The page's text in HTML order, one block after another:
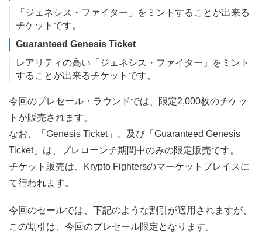
「ジェネシス・ファイター」をミントすることが出来る
チケットです。
Guaranteed Genesis Ticket
レアリティの高い「ジェネシス・ファイター」をミント
することが出来るチケットです。
今回のプレセール・ラウンドでは、限定2,000枚のチケッ
トが販売されます。
なお、「Genesis Ticket」、及び「Guaranteed Genesis
Ticket」は、プレローンチ期間中のみの限定販売です。
チケット販売は、Krypto Fightersのマーケットプレイスに
て行われます。
今回のセールでは、下記のような割引が適用されますが、
この割引は、今回のプレセール限定となります。